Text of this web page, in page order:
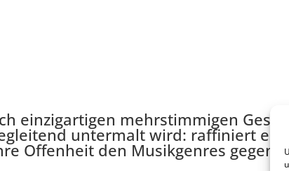
einzigartigen mehrstimmigen
untermalt wird: raffiniert
Offenheit den Musikgenres